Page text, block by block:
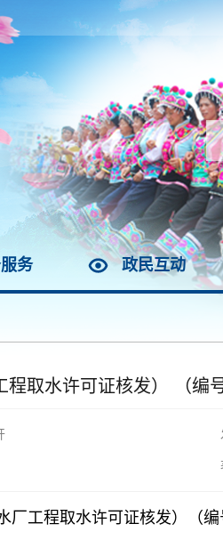
务 政民互动
取水许可证核发） （编
厂工程取水许可证核发）（编